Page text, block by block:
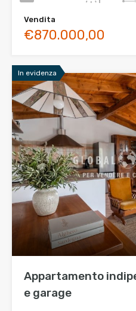
Vendita
€870.000,00
In evidenza
Appartamento
e garage